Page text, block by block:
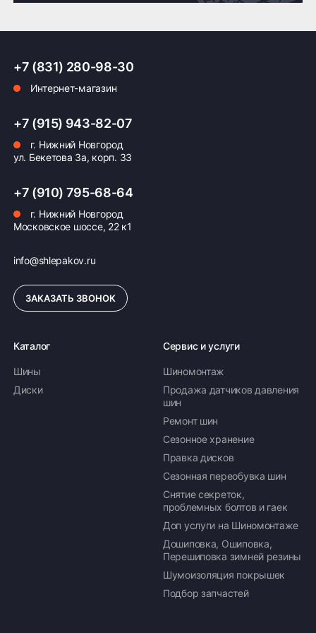
Мы отправляем заказы по всей России всеми
транспортными компаниями (ПЭК, Деловые
Автотрейдинг, Ратэк, Энергия и др.)
Доставка комплекта
(4 шт) шин или
дисков до терминала
транспортной
Новгороде —
бесплатная
Бесплатно
ПОДРОБНЕЕ ОБ ДОСТАВКЕ
Оплата заказа
Возможна картой, наличными при получении,
также доступно оформление кредита и
формирование счёта для Юр.Лица
+7 (831) 280-98-30
Интернет-магазин
+7 (915) 943-82-07
г. Нижний Новгород
ул. Бекетова 3а, корп. 33
+7 (910) 795-68-64
г. Нижний Новгород
Московское шоссе, 22 к1
info@shlepakov.ru
ЗАКАЗАТЬ ЗВОНОК
Каталог
Шины
Диски
Сервис и услуги
Шиномонтаж
Продажа датчиков давления
шин
Ремонт шин
Сезонное хранение
Правка дисков
Сезонная переобувка шин
Снятие секреток,
проблемных болтов и гаек
Доп услуги на Шиномонтаже
Дошиповка, Ошиповка,
Перешиповка зимней резины
Шумоизоляция покрышек
Подбор запчастей